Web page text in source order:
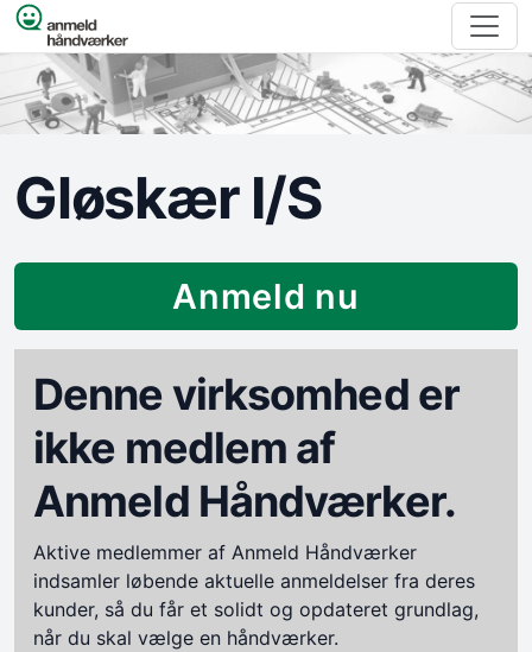
Spring til indhold
Gløskær I/S
Anmeld nu
Denne virksomhed er
ikke medlem af
Anmeld Håndværker.
Aktive medlemmer af Anmeld Håndværker
indsamler løbende aktuelle anmeldelser fra deres
kunder, så du får et solidt og opdateret grundlag,
når du skal vælge en håndværker.